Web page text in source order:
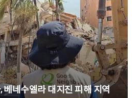
베네수엘라 대지진 피해 지역